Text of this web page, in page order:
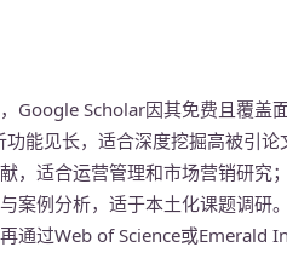
Google Scholar因其免费且覆盖
功能见长，适合深度挖掘高被引
，适合运营管理和市场营销研究
案例分析，适于本土化课题调研
通过Web of Science或Emerald